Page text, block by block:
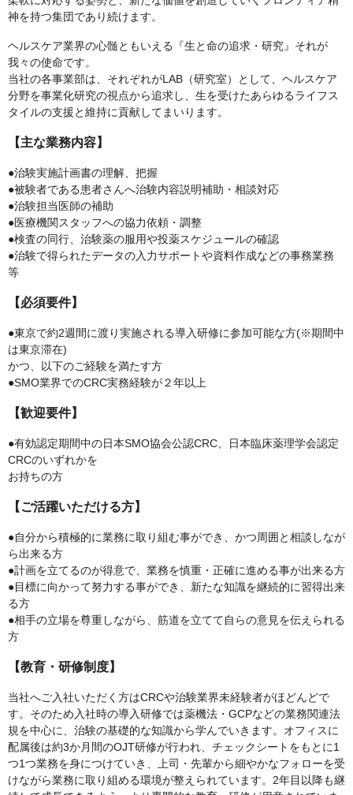
神を持つ集団であり続けます。
ヘルスケア業界の心髄ともいえる『生と命の追求・研究』それが
我々の使命です。
当社の各事業部は、それぞれがLAB（研究室）として、ヘルスケア
分野を事業化研究の視点から追求し、生を受けたあらゆるライフス
タイルの支援と維持に貢献してまいります。
【主な業務内容】
●治験実施計画書の理解、把握
●被験者である患者さんへ治験内容説明補助・相談対応
●治験担当医師の補助
●医療機関スタッフへの協力依頼・調整
●検査の同行、治験薬の服用や投薬スケジュールの確認
●治験で得られたデータの入力サポートや資料作成などの事務業務
等
【必須要件】
●東京で約2週間に渡り実施される導入研修に参加可能な方(※期間中
は東京滞在)
かつ、以下のご経験を満たす方
●SMO業界でのCRC実務経験が２年以上
【歓迎要件】
●有効認定期間中の日本SMO協会公認CRC、日本臨床薬理学会認定
CRCのいずれかを
お持ちの方
【ご活躍いただける方】
●自分から積極的に業務に取り組む事ができ、かつ周囲と相談しなが
ら出来る方
●計画を立てるのが得意で、業務を慎重・正確に進める事が出来る方
●目標に向かって努力する事ができ、新たな知識を継続的に習得出来
る方
●相手の立場を尊重しながら、筋道を立てて自らの意見を伝えられる
方
【教育・研修制度】
当社へご入社いただく方はCRCや治験業界未経験者がほどんどで
す。そのため入社時の導入研修では薬機法・GCPなどの業務関連法
規を中心に、治験の基礎的な知識から学んでいきます。オフィスに
配属後は約3か月間のOJT研修が行われ、チェックシートをもとに1
つ1つ業務を身につけていき、上司・先輩から細やかなフォローを受
けながら業務に取り組める環境が整えられています。2年目以降も継